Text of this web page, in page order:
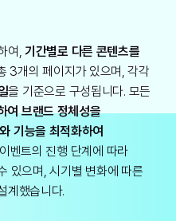
여,기간별로 다른 콘텐츠를
3개의 페이지가 있으며, 각각
을 기준으로 구성됩니다. 모든
여 브랜드 정체성을
기능을 최적화하여
벤트의 진행 단계에 따라
있으며, 시기별 변화에 따른
계했습니다.